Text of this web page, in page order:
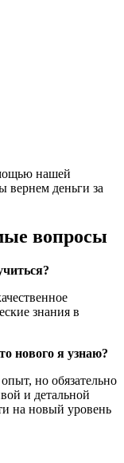
нашей
вернем деньги за
вопросы
знания в
нового я узнаю?
но обязательно
и детальной
на новый уровень